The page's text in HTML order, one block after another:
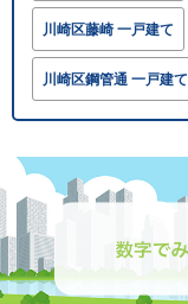
川崎区藤崎 一戸建て
川崎区鋼管通 一戸建て